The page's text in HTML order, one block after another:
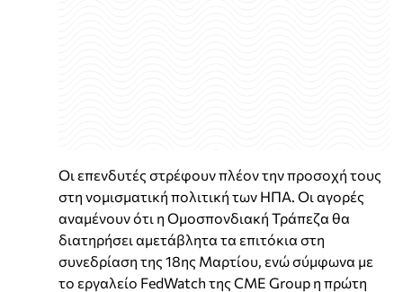
Οι επενδυτές στρέφουν πλέον την προσοχή τους
στη νομισματική πολιτική των ΗΠΑ. Οι αγορές
αναμένουν ότι η Ομοσπονδιακή Τράπεζα θα
διατηρήσει αμετάβλητα τα επιτόκια στη
συνεδρίαση της 18ης Μαρτίου, ενώ σύμφωνα με
το εργαλείο FedWatch της CME Group η πρώτη